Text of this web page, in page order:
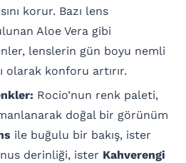
korur. Bazı lens
Aloe Vera gibi
lenslerin gün boyu nemli
olarak konforu artırır.
Rocio’nun renk paleti,
doğal bir görünüm
ile buğulu bir bakış, ister
derinliği, ister Kahverengi